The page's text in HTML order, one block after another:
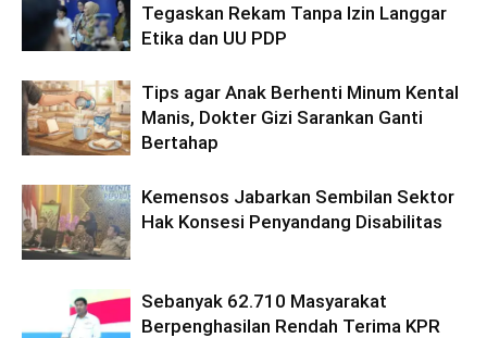
Tegaskan Rekam Tanpa Izin Langgar
Etika dan UU PDP
Tips agar Anak Berhenti Minum Kental
Manis, Dokter Gizi Sarankan Ganti
Bertahap
Kemensos Jabarkan Sembilan Sektor
Hak Konsesi Penyandang Disabilitas
Sebanyak 62.710 Masyarakat
Berpenghasilan Rendah Terima KPR